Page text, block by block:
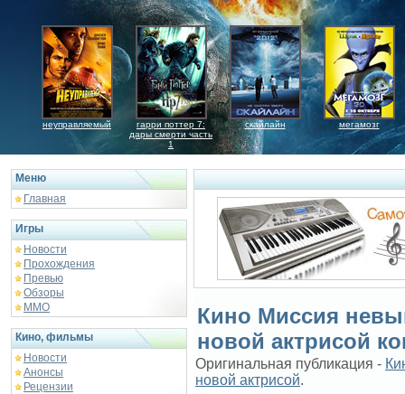
неуправляемый
гарри поттер 7:
дары смерти часть
1
скайлайн мегамозг
Меню
Главная
Игры
Новости
Прохождения
Превью
Обзоры
ММО
Кино, фильмы
Новости
Анонсы
Рецензии
Кино Миссия
новой актрисой
Оригинальная публикация -
новой актрисой.